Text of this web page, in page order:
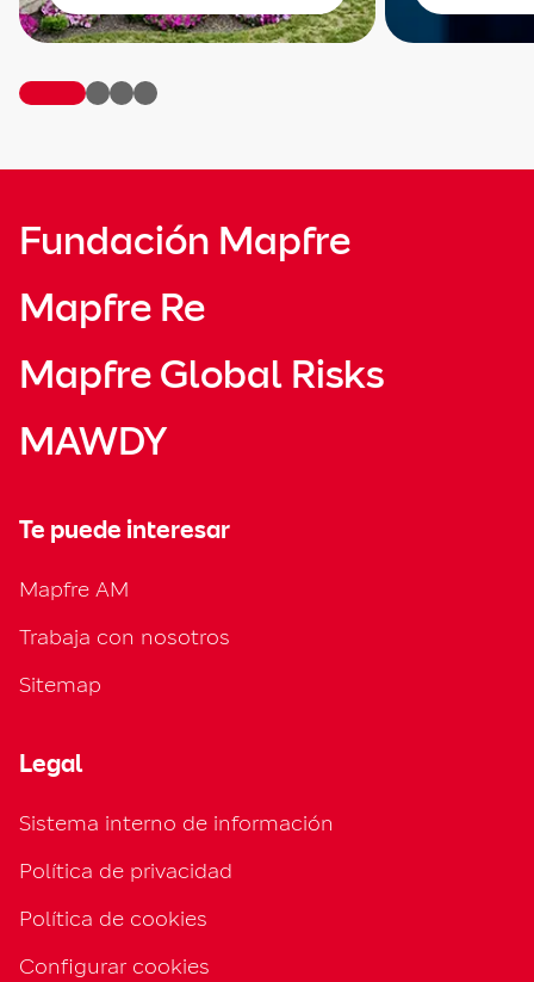
Fundación Mapfre
Mapfre Re
Mapfre Global Risks
MAWDY
Te puede interesar
Mapfre AM
Trabaja con nosotros
Sitemap
Legal
Sistema interno de información
Política de privacidad
Política de cookies
Configurar cookies